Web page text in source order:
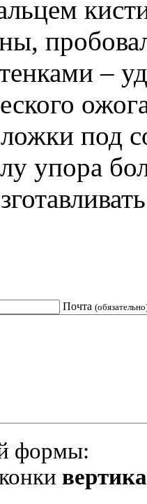
–
ложки под
упора
Почта
формы: